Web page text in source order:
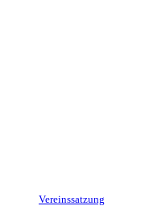
Vereinssatzung